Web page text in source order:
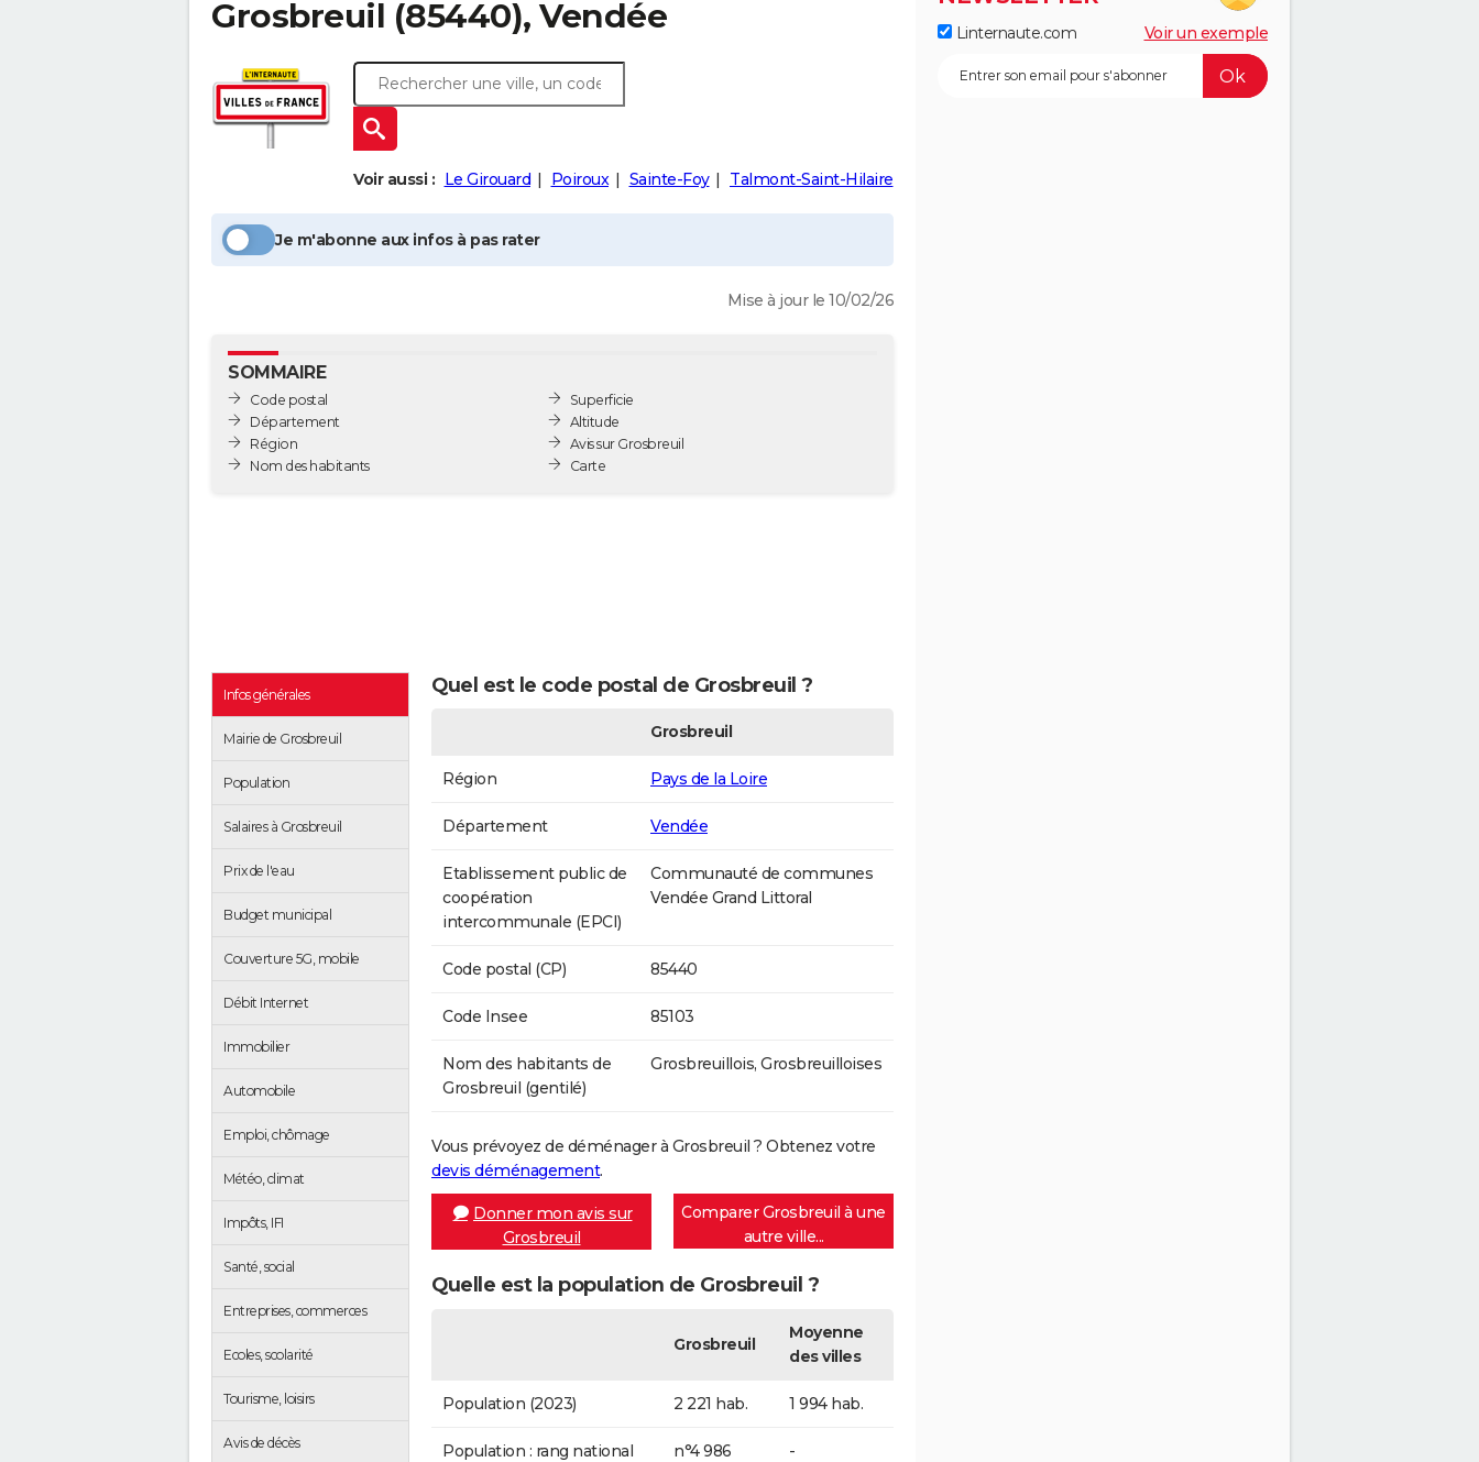
Grosbreuil (85440), Vendée
Voir aussi : Le Girouard Poiroux Sainte-Foy Talmont-Saint-Hilaire
Je m'abonne aux infos à pas rater
Mise à jour le 10/02/26
SOMMAIRE
Code postal
Département
Région
Nom des habitants
Superficie
Altitude
Avis sur Grosbreuil
Carte
Infos générales
Mairie de Grosbreuil
Population
Salaires à Grosbreuil
Prix de l'eau
Budget municipal
Couverture 5G, mobile
Débit Internet
Immobilier
Automobile
Emploi, chômage
Météo, climat
Impôts, IFI
Santé, social
Entreprises, commerces
Ecoles, scolarité
Tourisme, loisirs
Avis de décès
Quel est le code postal de Grosbreuil ?
Grosbreuil
Région Pays de la Loire
Département Vendée
Etablissement public de
coopération
intercommunale (EPCI)
Communauté de communes
Vendée Grand Littoral
Code postal (CP) 85440
Code Insee 85103
Nom des habitants de
Grosbreuil (gentilé)
Grosbreuillois, Grosbreuilloises
Vous prévoyez de déménager à Grosbreuil ? Obtenez votre
devis déménagement.
Donner mon avis sur
Grosbreuil
Comparer Grosbreuil à une
autre ville...
Quelle est la population de Grosbreuil ?
Grosbreuil
Moyenne
des villes
Population (2023) 2 221 hab. 1 994 hab.
Population : rang national
n°4 986 -
Linternaute.com Voir un exemple